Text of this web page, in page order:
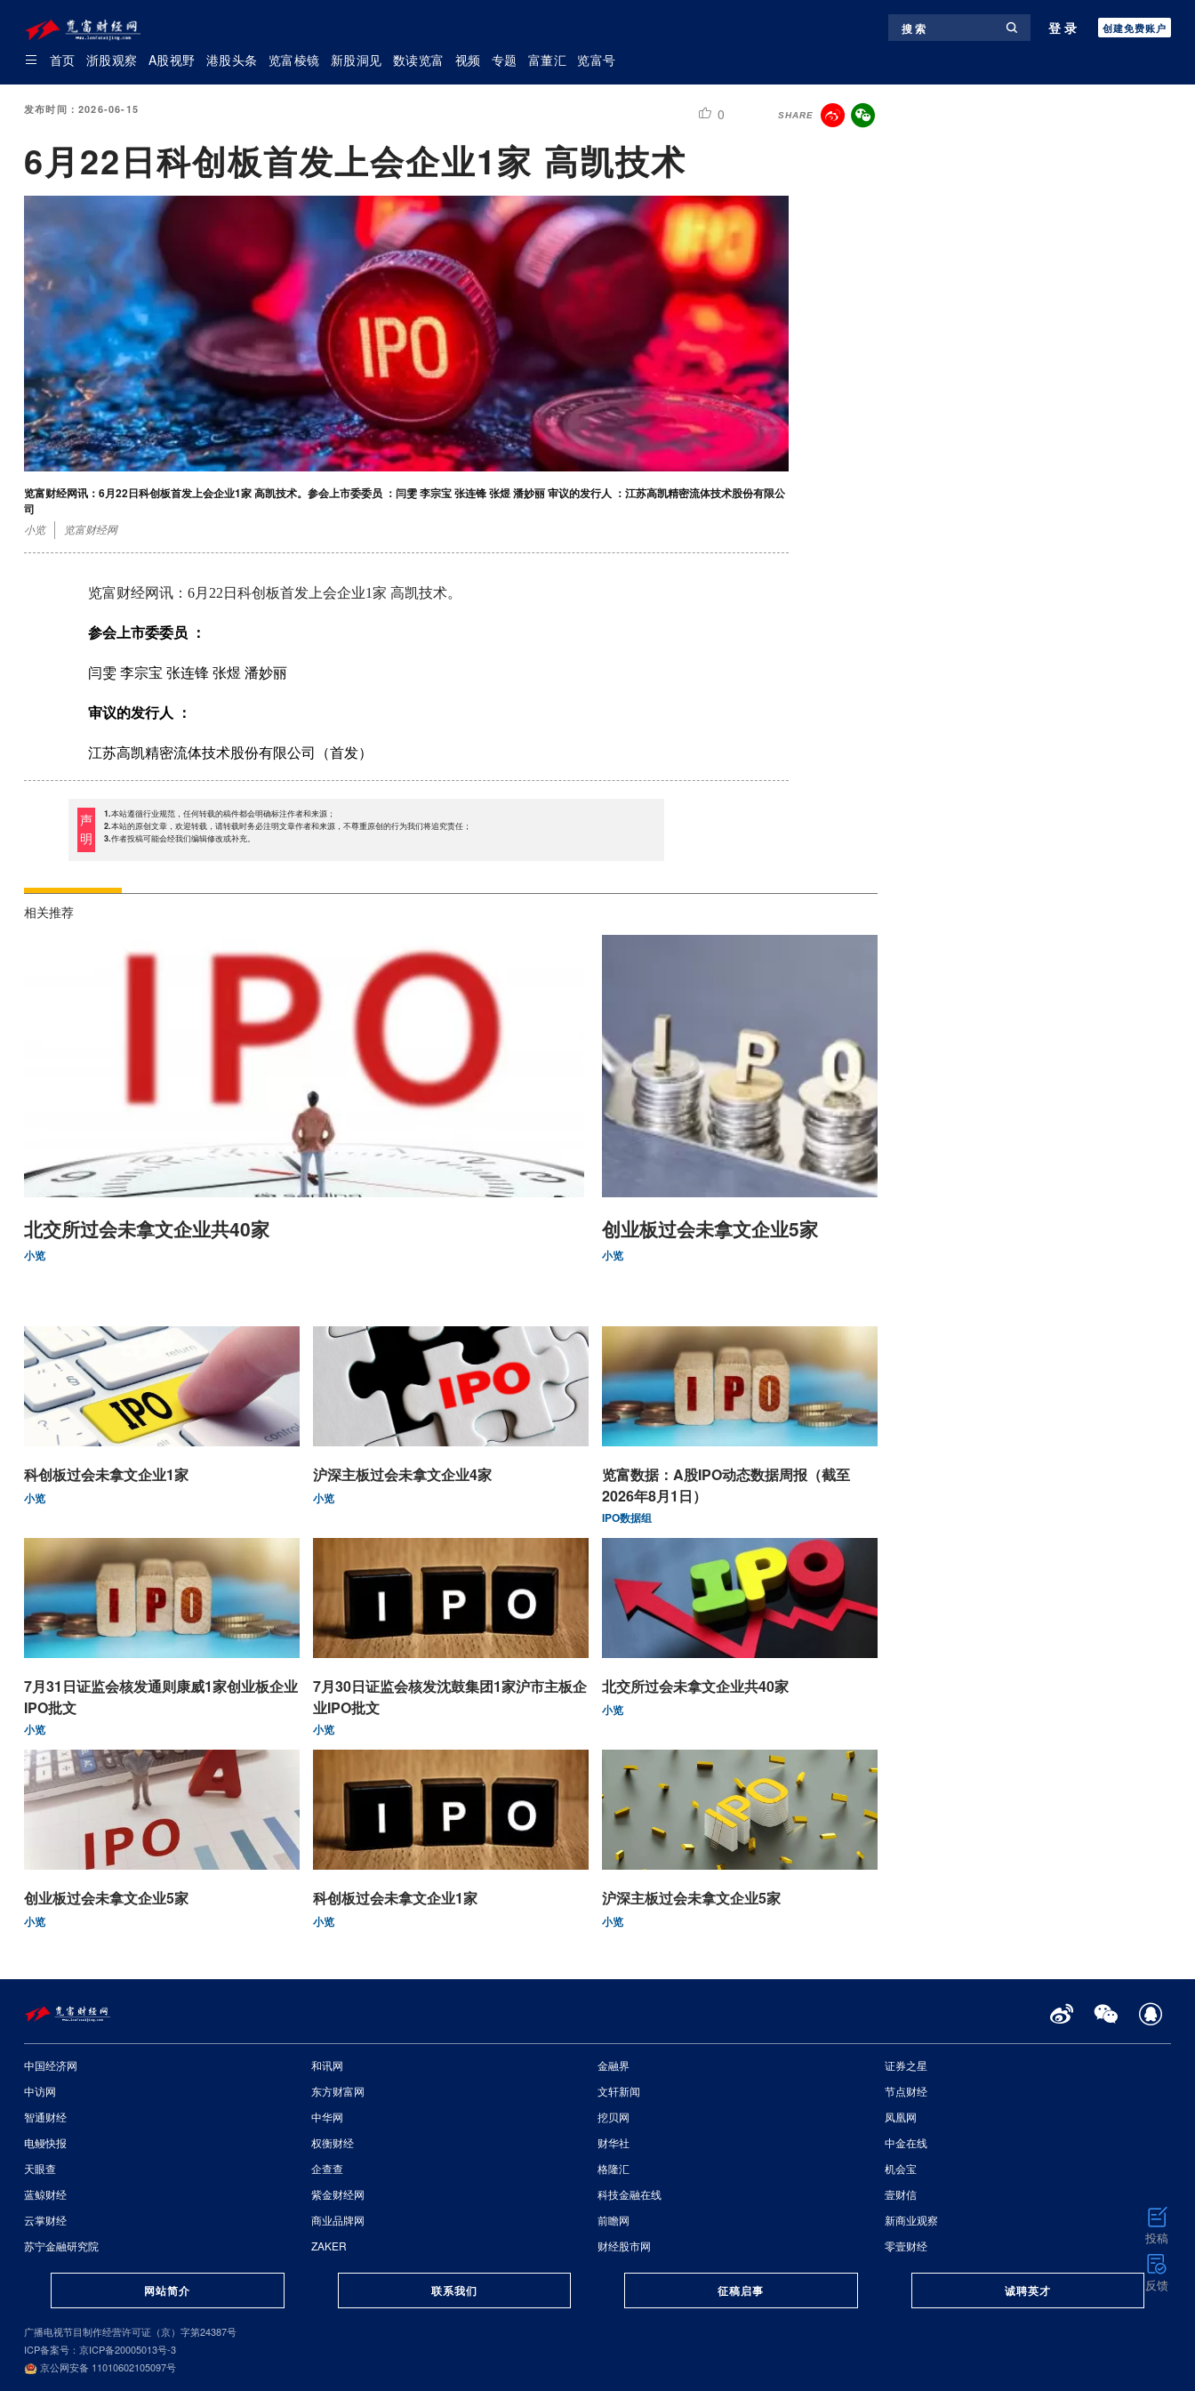
搜 索 登录 创建免费账户
首页 浙股观察 A股视野 港股头条 览富棱镜 新股洞见 数读览富 视频 专题 富董汇 览富号
发布时间：2026-06-15 0 SHARE
6月22日科创板首发上会企业1家 高凯技术
览富财经网讯：6月22日科创板首发上会企业1家 高凯技术。参会上市委委员 ：闫雯 李宗宝 张连锋 张煜 潘妙丽 审议的发行人 ：江苏高凯精密流体技术股份有限公
司
小览 览富财经网
览富财经网讯：6月22日科创板首发上会企业1家 高凯技术。
参会上市委委员 ：
闫雯 李宗宝 张连锋 张煜 潘妙丽
审议的发行人 ：
江苏高凯精密流体技术股份有限公司（首发）
声
明
1.本站遵循行业规范，任何转载的稿件都会明确标注作者和来源；
2.本站的原创文章，欢迎转载，请转载时务必注明文章作者和来源，不尊重原创的行为我们将追究责任；
3.作者投稿可能会经我们编辑修改或补充。
相关推荐
北交所过会未拿文企业共40家
小览
创业板过会未拿文企业5家
小览
科创板过会未拿文企业1家
小览
沪深主板过会未拿文企业4家
小览
览富数据：A股IPO动态数据周报（截至
2026年8月1日）
IPO数据组
7月31日证监会核发通则康威1家创业板企业
IPO批文
小览
7月30日证监会核发沈鼓集团1家沪市主板企
业IPO批文
小览
北交所过会未拿文企业共40家
小览
创业板过会未拿文企业5家
小览
科创板过会未拿文企业1家
小览
沪深主板过会未拿文企业5家
小览
中国经济网 和讯网 金融界
证券之星
中访网
东方财富网 文轩新闻
节点财经
智通财经
中华网 挖贝网
凤凰网
电鳗快报
权衡财经 财华社
中金在线
天眼查
企查查 格隆汇
机会宝
蓝鲸财经
紫金财经网 科技金融在线
壹财信
云掌财经
商业品牌网 前瞻网
新商业观察
苏宁金融研究院
ZAKER 财经股市网 零壹财经
网站简介 联系我们 征稿启事 诚聘英才
广播电视节目制作经营许可证（京）字第24387号
ICP备案号：京ICP备20005013号-3
京公网安备 11010602105097号
投稿
反馈